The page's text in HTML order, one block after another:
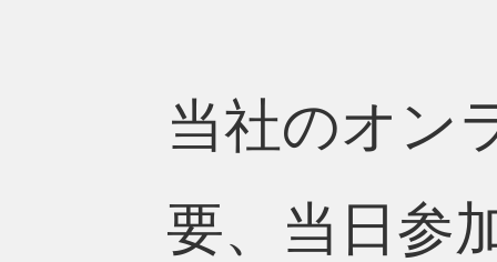
当社のオン
要、当日参